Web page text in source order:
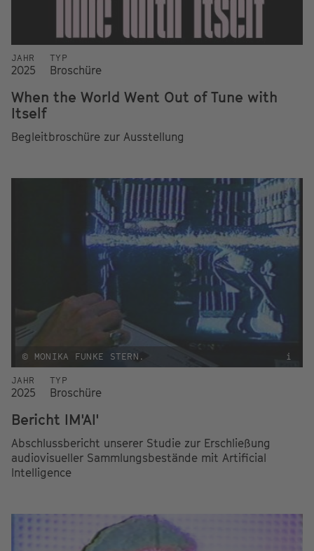
JAHR
2025
TYP
Broschüre
When the World Went Out of Tune with
Itself
Begleitbroschüre zur Ausstellung
© MONIKA FUNKE STERN. i
JAHR
2025
TYP
Broschüre
Bericht IM'AI'
Abschlussbericht unserer Studie zur Erschließung
audiovisueller Sammlungsbestände mit Artificial
Intelligence